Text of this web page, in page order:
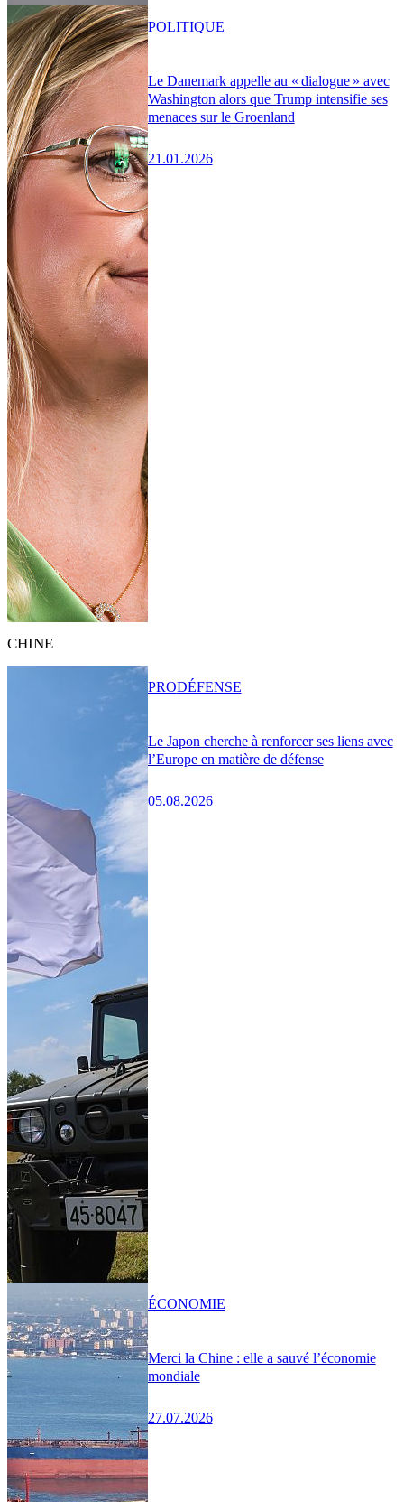
Le Danemark appelle au « dialogue » avec
Washington alors que Trump intensifie ses
menaces sur le Groenland
21.01.2026
POLITIQUE
CHINE
Le Japon cherche à renforcer ses liens avec
l’Europe en matière de défense
05.08.2026
PRODÉFENSE
Merci la Chine : elle a sauvé l’économie
mondiale
27.07.2026
ÉCONOMIE